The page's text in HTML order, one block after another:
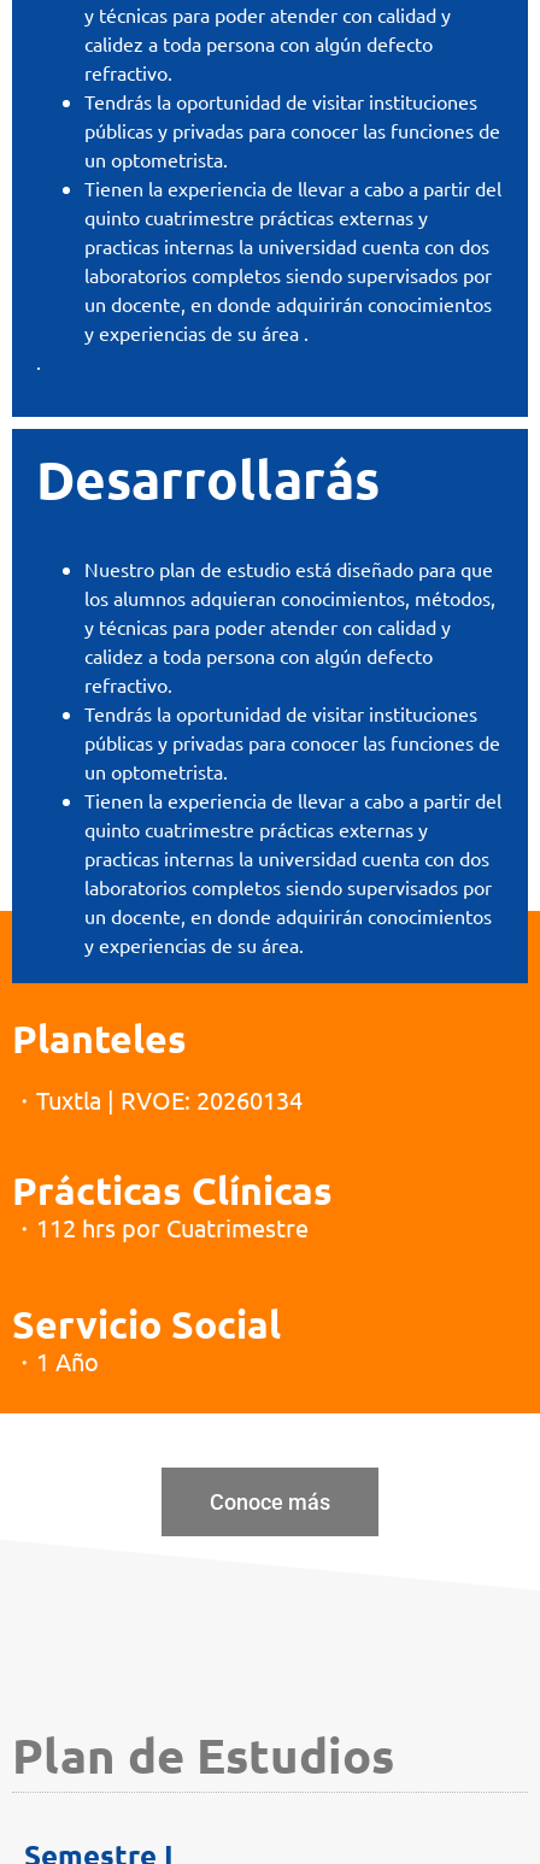
y técnicas para poder atender con calidad y
calidez a toda persona con algún defecto
refractivo.
Tendrás la oportunidad de visitar instituciones
públicas y privadas para conocer las funciones de
un optometrista.
Tienen la experiencia de llevar a cabo a partir del
quinto cuatrimestre prácticas externas y
practicas internas la universidad cuenta con dos
laboratorios completos siendo supervisados por
un docente, en donde adquirirán conocimientos
y experiencias de su área .
Desarrollarás
Nuestro plan de estudio está diseñado para que
los alumnos adquieran conocimientos, métodos,
y técnicas para poder atender con calidad y
calidez a toda persona con algún defecto
refractivo.
Tendrás la oportunidad de visitar instituciones
públicas y privadas para conocer las funciones de
un optometrista.
Tienen la experiencia de llevar a cabo a partir del
quinto cuatrimestre prácticas externas y
practicas internas la universidad cuenta con dos
laboratorios completos siendo supervisados por
un docente, en donde adquirirán conocimientos
y experiencias de su área.
Planteles
・Tuxtla | RVOE: 20260134
Prácticas Clínicas
・112 hrs por Cuatrimestre
Servicio Social
・1 Año
Conoce más
Plan de Estudios
Semestre I